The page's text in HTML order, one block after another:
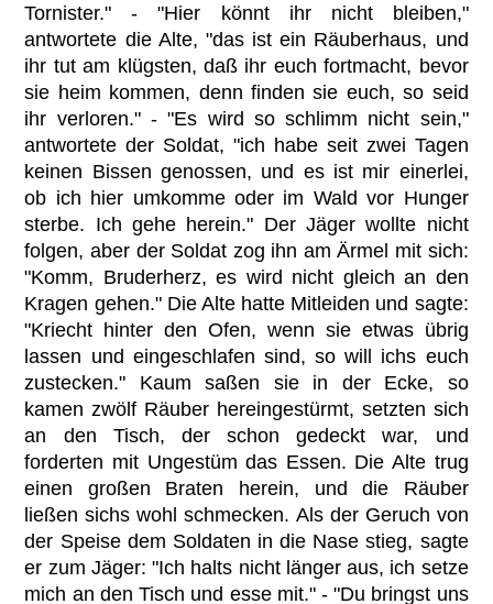
Tornister." - "Hier könnt ihr nicht bleiben,"
antwortete die Alte, "das ist ein Räuberhaus, und
ihr tut am klügsten, daß ihr euch fortmacht, bevor
sie heim kommen, denn finden sie euch, so seid
ihr verloren." - "Es wird so schlimm nicht sein,"
antwortete der Soldat, "ich habe seit zwei Tagen
keinen Bissen genossen, und es ist mir einerlei,
ob ich hier umkomme oder im Wald vor Hunger
sterbe. Ich gehe herein." Der Jäger wollte nicht
folgen, aber der Soldat zog ihn am Ärmel mit sich:
"Komm, Bruderherz, es wird nicht gleich an den
Kragen gehen." Die Alte hatte Mitleiden und sagte:
"Kriecht hinter den Ofen, wenn sie etwas übrig
lassen und eingeschlafen sind, so will ichs euch
zustecken." Kaum saßen sie in der Ecke, so
kamen zwölf Räuber hereingestürmt, setzten sich
an den Tisch, der schon gedeckt war, und
forderten mit Ungestüm das Essen. Die Alte trug
einen großen Braten herein, und die Räuber
ließen sichs wohl schmecken. Als der Geruch von
der Speise dem Soldaten in die Nase stieg, sagte
er zum Jäger: "Ich halts nicht länger aus, ich setze
mich an den Tisch und esse mit." - "Du bringst uns